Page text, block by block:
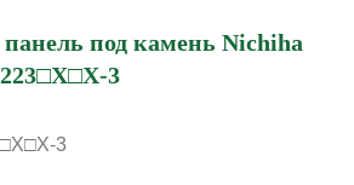
под камень Nichiha
3
3